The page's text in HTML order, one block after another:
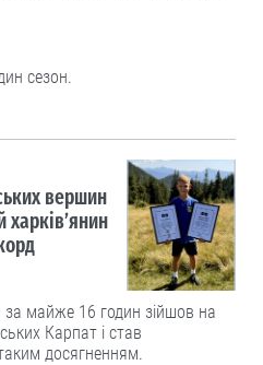
сезон.
вершин
за майже 16 годин зійшов на
Карпат і став
досягненням.